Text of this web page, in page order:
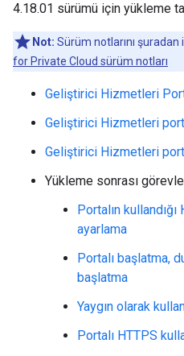
4.18.01 sürümü için yükleme
Not: Sürüm notlarını
for Private Cloud sürüm notları
Geliştirici Hizmetleri
Geliştirici Hizmetleri
Geliştirici Hizmetleri
Yükleme sonrası
Portalın kullandığı
ayarlama
Portalı başlatma,
başlatma
Yaygın olarak
Portalı HTTPS